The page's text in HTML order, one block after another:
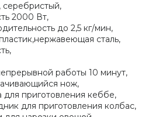
2000 Вт,
до 2,5 кг/мин,
сталь,
работы 10 минут,
нож,
для приготовления кеббе,
для приготовления колбас,